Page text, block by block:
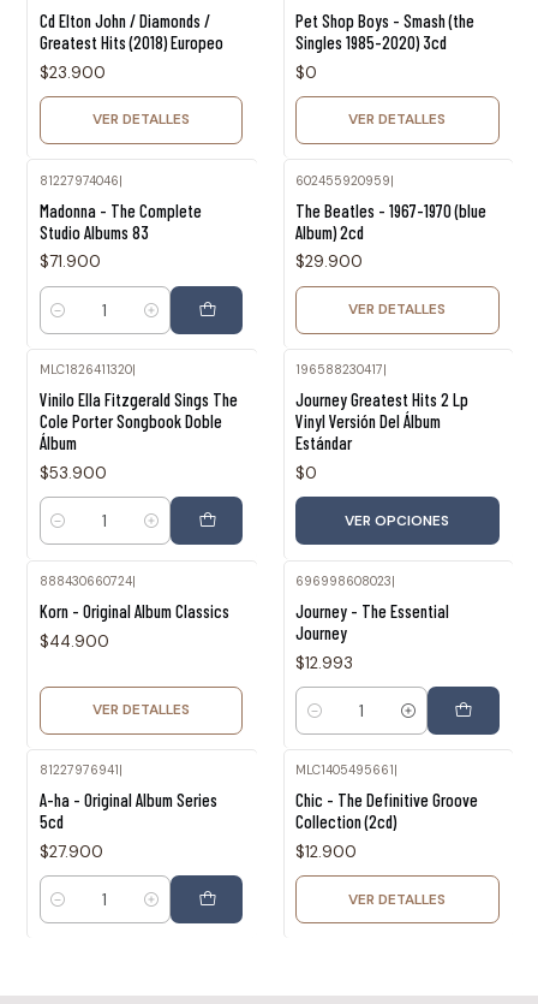
Cd Elton John / Diamonds /
Greatest Hits (2018) Europeo
$23.900
VER DETALLES
Pet Shop Boys - Smash (the
Singles 1985-2020) 3cd
$0
VER DETALLES
81227974046|
Madonna - The Complete
Studio Albums 83
$71.900
Cantidad
602455920959|
The Beatles - 1967-1970 (blue
Album) 2cd
$29.900
VER DETALLES
MLC1826411320|
Vinilo Ella Fitzgerald Sings The
Cole Porter Songbook Doble
Álbum
$53.900
Cantidad
196588230417
Journey Greatest Hits 2 Lp
Vinyl Versión Del Álbum
Estándar
$0
VER OPCIONES
888430660724|
Korn - Original Album Classics
$44.900
VER DETALLES
696998608023|
Journey - The Essential
Journey
$12.993
Cantidad
81227976941
A-ha - Original Album Series
5cd
$27.900
Cantidad
MLC1405495661
Chic - The Definitive Groove
Collection (2cd)
$12.900
VER DETALLES